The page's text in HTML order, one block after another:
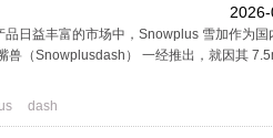
日益丰富的市场中，Snowplus 雪加作为国
（Snowplusdash） 一经推出，就因其
dash